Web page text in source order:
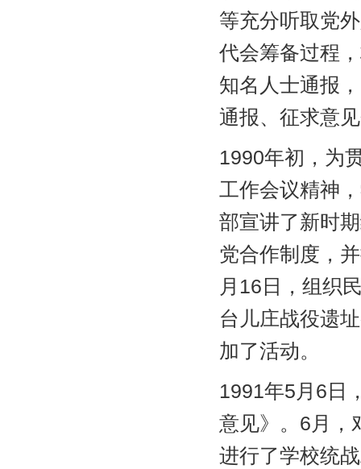
等充分听取党
代会筹备过程
知名人士通报
通报、征求意
1990年初，为
工作会议精神
部宣讲了新时
党合作制度，
月16日，组织
台儿庄战役遗
加了活动。
1991年5月6日
意见》。6月，
进行了学校统